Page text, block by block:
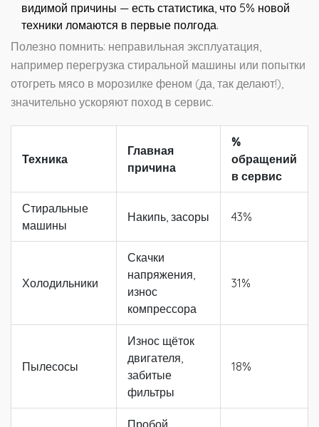
видимой причины — есть статистика, что 5% новой
техники ломаются в первые полгода.
Полезно помнить: неправильная эксплуатация,
например перегрузка стиральной машины или попытки
отогреть мясо в морозилке феном (да, так делают!),
значительно ускоряют поход в сервис.
Техника
Главная
причина
%
обращений
в сервис
Стиральные
машины
Накипь, засоры 43%
Холодильники
Скачки
напряжения,
износ
компрессора
31%
Пылесосы
Износ щёток
двигателя,
забитые
фильтры
18%